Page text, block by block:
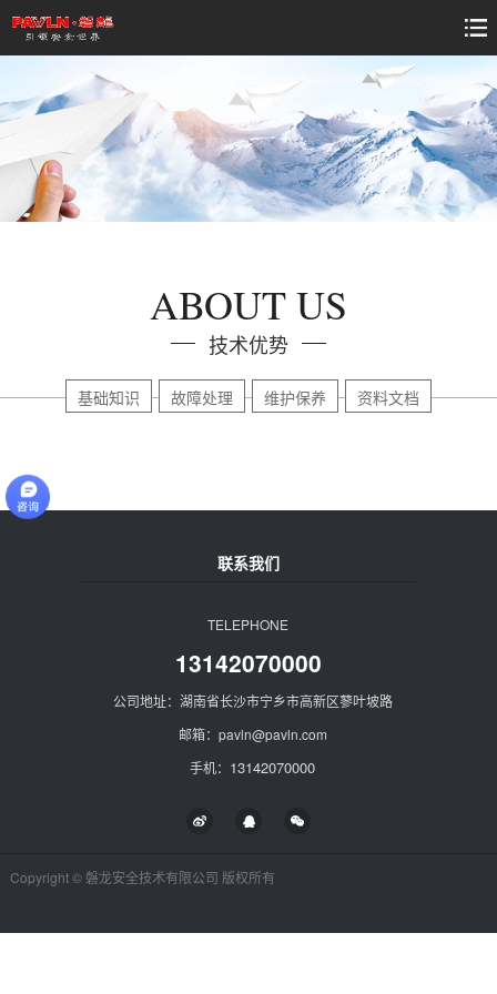
ABOUT US
技术优势
基础知识 故障处理 维护保养 资料文档
联系我们
TELEPHONE
13142070000
公司地址：湖南省长沙市宁乡市高新区蓼叶坡路
邮箱：pavln@pavln.com
手机： 13142070000
Copyright © 磐龙安全技术有限公司 版权所有